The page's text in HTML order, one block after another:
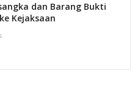
dan Barang Bukti
Kejaksaan